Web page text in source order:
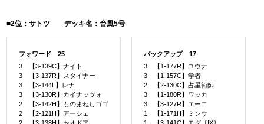
■2位：サトツ デッキ名：台風5号
フォワード 25
3 【3-139C】ナイト
3 【3-137R】スタイナー
3 【3-144L】レナ
3 【3-130R】カイナッツォ
2 【3-142H】ものまねしゴゴ
2 【2-121H】アーシェ
バックアップ 17
3 【1-177R】ユウナ
3 【1-157C】学者
2 【2-130C】占星術師
3 【1-180R】ワッカ
3 【3-127R】エーコ
1 【1-171H】ミンウ